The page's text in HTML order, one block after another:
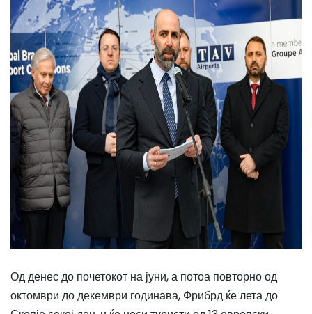
Од денес до почетокот на јуни, а потоа повторно од
октомври до декември годинава, Фрибрд ќе лета до